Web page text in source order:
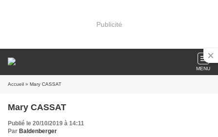
Publicité
MENU
Accueil » Mary CASSAT
Mary CASSAT
Publié le 20/10/2019 à 14:11
Par Baldenberger